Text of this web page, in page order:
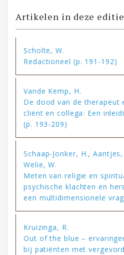
Artikelen in deze editie
Scholte, W.
Redactioneel (p. 191-192)
Vande Kemp, H.
De dood van de therapeut
cliënt en collega: Een
(p. 193-209)
Schaap-Jonker, H.,
Welie, W.
Meten van religie en
psychische klachten en
een multidimensionele
Kruizinga, R.
Out of the blue –
bij patiënten met